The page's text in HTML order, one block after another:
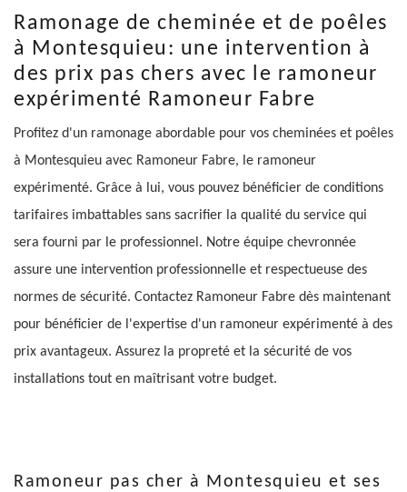
Ramonage de cheminée et de poêles
à Montesquieu: une intervention à
des prix pas chers avec le ramoneur
expérimenté Ramoneur Fabre
Profitez d'un ramonage abordable pour vos cheminées et poêles
à Montesquieu avec Ramoneur Fabre, le ramoneur
expérimenté. Grâce à lui, vous pouvez bénéficier de conditions
tarifaires imbattables sans sacrifier la qualité du service qui
sera fourni par le professionnel. Notre équipe chevronnée
assure une intervention professionnelle et respectueuse des
normes de sécurité. Contactez Ramoneur Fabre dès maintenant
pour bénéficier de l'expertise d'un ramoneur expérimenté à des
prix avantageux. Assurez la propreté et la sécurité de vos
installations tout en maîtrisant votre budget.
Ramoneur pas cher à Montesquieu et ses